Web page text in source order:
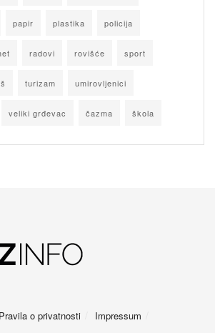
papir plastika policija
radovi rovišće sport
turizam umirovljenici
veliki grđevac čazma škola
Pravila o privatnosti
Impressum